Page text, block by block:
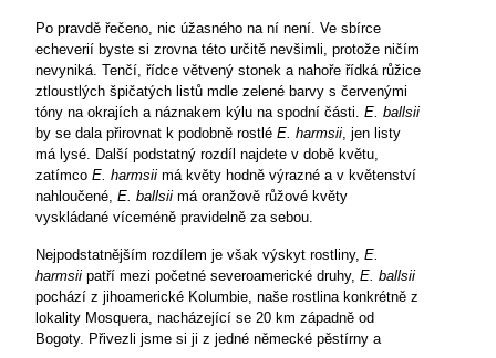
Po pravdě řečeno, nic úžasného na ní není. Ve sbírce
echeverií byste si zrovna této určitě nevšimli, protože ničím
nevyniká. Tenčí, řídce větvený stonek a nahoře řídká růžice
ztloustlých špičatých listů mdle zelené barvy s červenými
tóny na okrajích a náznakem kýlu na spodní části. E. ballsii
by se dala přirovnat k podobně rostlé E. harmsii, jen listy
má lysé. Další podstatný rozdíl najdete v době květu,
zatímco E. harmsii má květy hodně výrazné a v květenství
nahloučené, E. ballsii má oranžově růžové květy
vyskládané víceméně pravidelně za sebou.
Nejpodstatnějším rozdílem je však výskyt rostliny, E.
harmsii patří mezi početné severoamerické druhy, E. ballsii
pochází z jihoamerické Kolumbie, naše rostlina konkrétně z
lokality Mosquera, nacházející se 20 km západně od
Bogoty. Přivezli jsme si ji z jedné německé pěstírny a